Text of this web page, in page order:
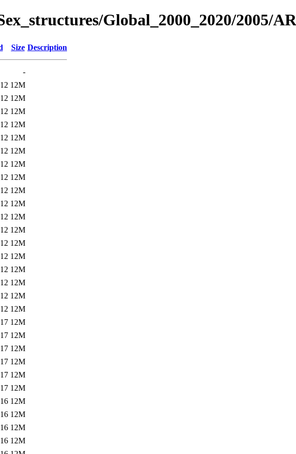
Global_2000_2020/2005/
Size Description
-
12M
12M
12M
12M
12M
12M
12M
12M
12M
12M
12M
12M
12M
12M
12M
12M
12M
12M
12M
12M
12M
12M
12M
12M
12M
12M
12M
12M